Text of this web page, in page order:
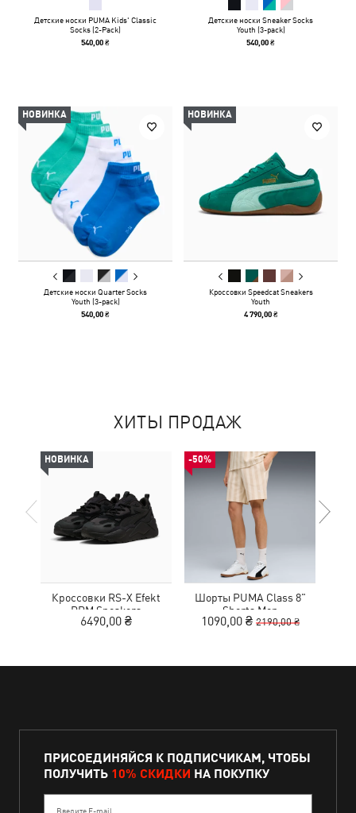
Детские носки PUMA Kids' Classic
Socks (2-Pack)
540,00 ₴
Детские носки Sneaker Socks
Youth (3-pack)
540,00 ₴
НОВИНКА
Детские носки Quarter Socks
Youth (3-pack)
540,00 ₴
НОВИНКА
Кроссовки Speedcat Sneakers
Youth
4 790,00 ₴
ХИТЫ ПРОДАЖ
НОВИНКА
Кроссовки RS-X Efekt
PRM Sneakers
6490,00 ₴
-50%
Шорты PUMA Class 8"
Shorts Men
1090,00 ₴ 2190,00 ₴
ПРИСОЕДИНЯЙСЯ К ПОДПИСЧИКАМ, ЧТОБЫ
ПОЛУЧИТЬ 10% СКИДКИ НА ПОКУПКУ
Введите E-mail